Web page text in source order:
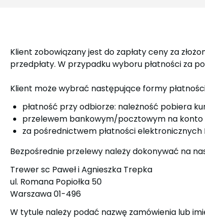
Klient zobowiązany jest do zapłaty ceny za
przedpłaty. W przypadku wyboru płatności za
Klient może wybrać następujące formy
płatność przy odbiorze: należność pobiera
przelewem bankowym/pocztowym na konto
za pośrednictwem płatności elektronicznych
Bezpośrednie przelewy należy dokonywać na
Trewer sc Paweł i Agnieszka Trepka
ul. Romana Popiołka 50
Warszawa 01-496
W tytule należy podać nazwę zamówienia lub